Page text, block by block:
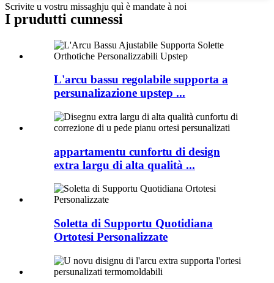
Scrivite u vostru missaghju quì è mandate à noi
I prudutti cunnessi
L'arcu bassu regolabile supporta a
persunalizazione upstep ...
appartamentu cunfortu di design
extra largu di alta qualità ...
Soletta di Supportu Quotidiana
Ortotesi Personalizzate